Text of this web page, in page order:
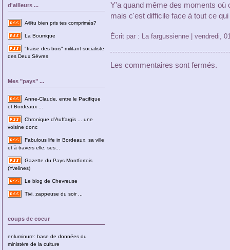
d'ailleurs ...
A©tu bien pris tes comprimés?
La Bourrique
"fraise des bois" militant socialiste
des Deux Sèvres
Mes "pays" ...
Anne-Claude, entre le Pacifique
et Bordeaux ...
Chronique d'Auffargis ... une
voisine donc
Fabulous life in Bordeaux, sa ville
et à travers elle, ses...
Gazette du Pays Montfortois
(Yvelines)
Le blog de Chevreuse
Tivi, zappeuse du soir ...
coups de coeur
enluminure: base de données du
ministère de la culture
Y'a quand même des moments où
mais c'est difficile face à tout ce
Écrit par : La fargussienne | vendredi,
Les commentaires sont fermés.